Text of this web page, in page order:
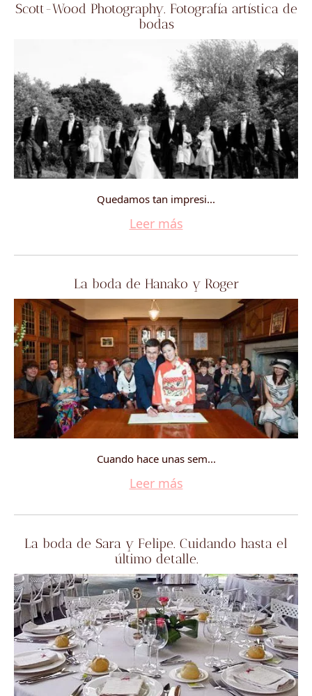
Scott-Wood Photography. Fotografía artística de
bodas
Quedamos tan impresi...
Leer más
La boda de Hanako y Roger
Cuando hace unas sem...
Leer más
La boda de Sara y Felipe. Cuidando hasta el
último detalle.